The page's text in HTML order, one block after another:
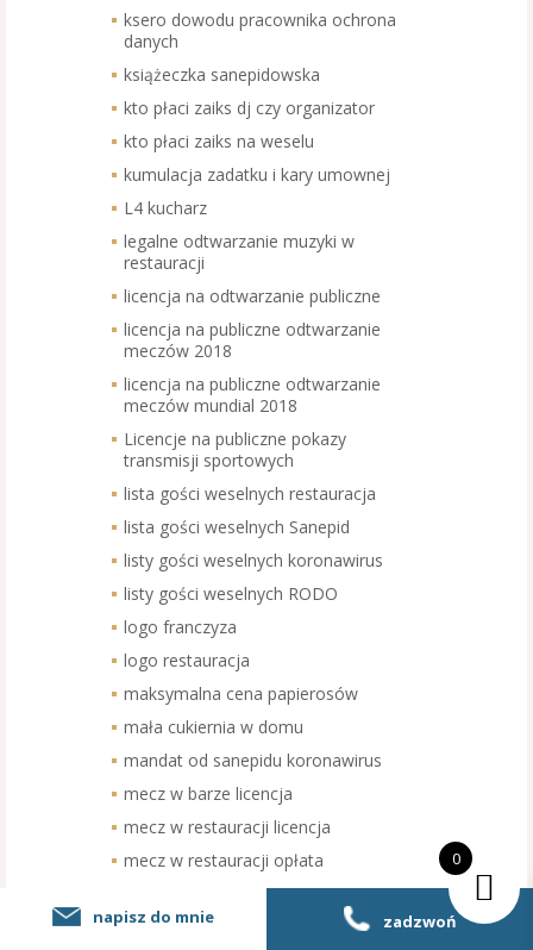
ksero dowodu pracownika ochrona
danych
książeczka sanepidowska
kto płaci zaiks dj czy organizator
kto płaci zaiks na weselu
kumulacja zadatku i kary umownej
L4 kucharz
legalne odtwarzanie muzyki w
restauracji
licencja na odtwarzanie publiczne
licencja na publiczne odtwarzanie
meczów 2018
licencja na publiczne odtwarzanie
meczów mundial 2018
Licencje na publiczne pokazy
transmisji sportowych
lista gości weselnych restauracja
lista gości weselnych Sanepid
listy gości weselnych koronawirus
listy gości weselnych RODO
logo franczyza
logo restauracja
maksymalna cena papierosów
mała cukiernia w domu
mandat od sanepidu koronawirus
mecz w barze licencja
mecz w restauracji licencja
mecz w restauracji opłata
menu restauracja wymogi
menu weselne
napisz do mnie zadzwoń
0